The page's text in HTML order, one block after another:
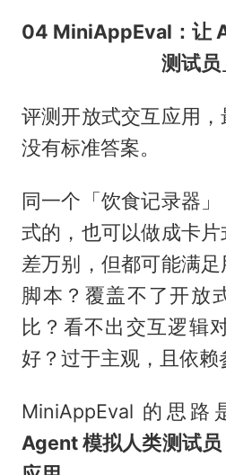
04 MiniAppEval：让
测试员
评测开放式交互应用，
没有标准答案。
同一个「饮食记录器
式的，也可以做成卡
差万别，但都可能满
脚本？覆盖不了开放
比？看不出交互逻辑
好？过于主观，且依赖
MiniAppEval 的思路
Agent 模拟人类测试